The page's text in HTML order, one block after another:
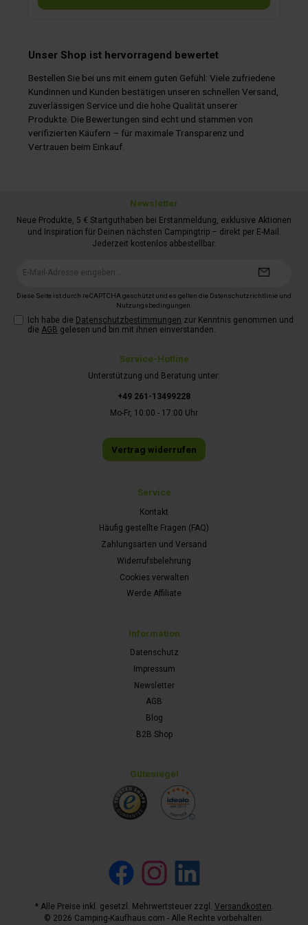
Unser Shop ist hervorragend bewertet
Bestellen Sie bei uns mit einem guten Gefühl: Viele zufriedene
Kundinnen und Kunden bestätigen unseren schnellen Versand,
zuverlässigen Service und die hohe Qualität unserer
Produkte. Die Bewertungen sind echt und stammen von
verifizierten Käufern – für maximale Transparenz und
Vertrauen beim Einkauf.
Service-Hotline
Unterstützung und Beratung unter:
+49 261-13499228
Mo-Fr, 10:00 - 17:00 Uhr
Vertrag widerrufen
Service
Kontakt
Häufig gestellte Fragen (FAQ)
Zahlungsarten und Versand
Widerrufsbelehrung
Cookies verwalten
Werde Affiliate
Information
Datenschutz
Impressum
Newsletter
AGB
Blog
B2B Shop
Gütesiegel
Newsletter
Neue Produkte, 5 € Startguthaben bei Erstanmeldung, exklusive Aktionen
und Inspiration für Deinen nächsten Campingtrip – direkt per E-Mail.
Jederzeit kostenlos abbestellbar.
Diese Seite ist durch reCAPTCHA geschützt und es gelten die Datenschutzrichtlinie und
Nutzungsbedingungen.
Ich habe die Datenschutzbestimmungen zur Kenntnis genommen und
die AGB gelesen und bin mit ihnen einverstanden.
Facebook Instagram LinkedIn
* Alle Preise inkl. gesetzl. Mehrwertsteuer zzgl. Versandkosten.
© 2026 Camping-Kaufhaus.com - Alle Rechte vorbehalten.